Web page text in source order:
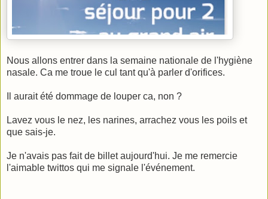
Nous allons entrer dans la semaine nationale de l'hygiène
nasale. Ca me troue le cul tant qu'à parler d'orifices.
Il aurait été dommage de louper ca, non ?
Lavez vous le nez, les narines, arrachez vous les poils et
que sais-je.
Je n'avais pas fait de billet aujourd'hui. Je me remercie
l'aimable twittos qui me signale l'événement.